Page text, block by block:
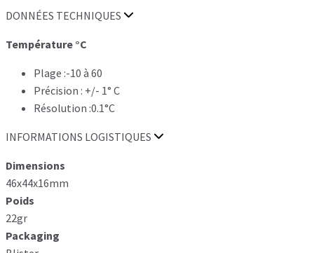
DONNÉES TECHNIQUES
Température °C
Plage :-10 à 60
Précision : +/- 1° C
Résolution :0.1°C
INFORMATIONS LOGISTIQUES
Dimensions
46x44x16mm
Poids
22gr
Packaging